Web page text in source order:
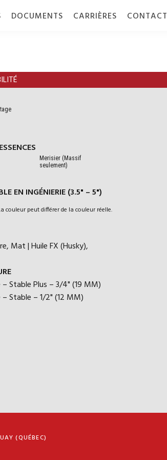
DOCUMENTS CARRIÈRES CONTACT
Merisier (Massif
seulement)
EN INGÉNIERIE (3.5" – 5")
couleur peut différer de la couleur réelle.
Mat | Huile FX (Husky),
– Stable Plus – 3/4" (19 MM)
– Stable – 1/2" (12 MM)
MM) | 7″ (178 MM) |
(19 MM) | 1/2" (12 MM) |
MICRO-BISEAUTÉS (MICRO-V) SUR LES 4 COTÉS
DE-CHAUSSÉE / ÉTAGE / SOUS-SOL
OU AGRAFÉ/ COLLÉ AU SOL / FLOTTANT (COLLÉ
SUIVRE LES RECOMMANDATIONS
DU FABRICANT)
(QUÉBEC)